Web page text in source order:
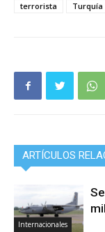
terrorista
Turquía
ARTÍCULOS
Internacionales